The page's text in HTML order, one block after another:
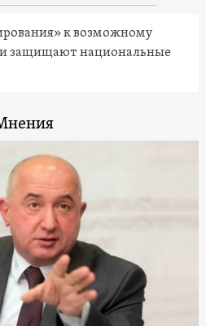
к возможному
защищают национальные